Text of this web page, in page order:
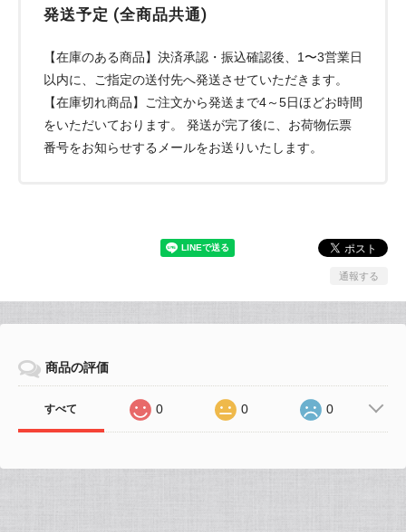
発送予定 (全商品共通)
【在庫のある商品】決済承認・振込確認後、1〜3営業日
以内に、ご指定の送付先へ発送させていただきます。
【在庫切れ商品】ご注文から発送まで4～5日ほどお時間
をいただいております。 発送が完了後に、お荷物伝票
番号をお知らせするメールをお送りいたします。
通報する
商品の評価
すべて 0 0 0